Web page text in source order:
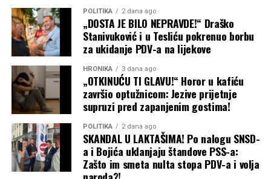
POLITIKA 2 dana ago
„DOSTA JE BILO NEPRAVDE!“ Draško
Stanivuković i u Tesliću pokrenuo borbu
za ukidanje PDV-a na lijekove
HRONIKA 3 dana ago
„OTKINUĆU TI GLAVU!“ Horor u kafiću
završio optužnicom: Jezive prijetnje
supruzi pred zapanjenim gostima!
POLITIKA 2 dana ago
SKANDAL U LAKTAŠIMA! Po nalogu SNSD-
a i Bojića uklanjaju štandove PSS-a:
Zašto im smeta nulta stopa PDV-a i volja